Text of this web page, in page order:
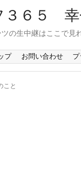
３６５
の生中継はここで見
プ お問い合わせ
こと